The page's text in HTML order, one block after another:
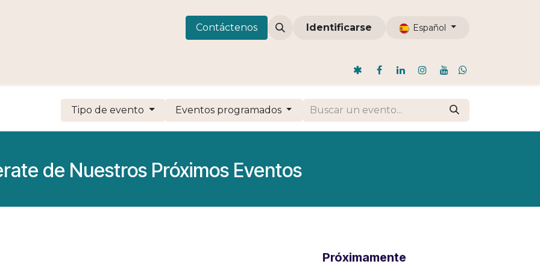
Eventos Comunidades ODI Nosotros Blog
Contáctenos Identificarse Español
Tipo de evento Eventos programados
de Nuestros Próximos Eventos
Próximamente